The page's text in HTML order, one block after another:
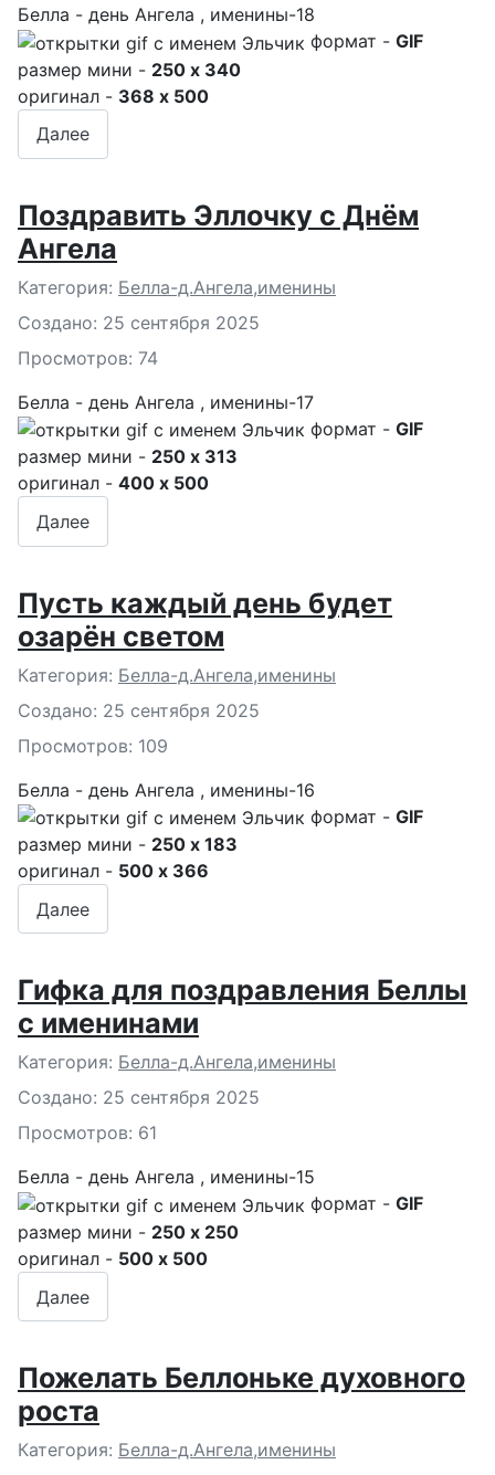
Белла - день Ангела , именины-18
формат - GIF
размер мини - 250 x 340
оригинал - 368 x 500
Далее
Поздравить Эллочку с Днём
Ангела
Подробности
Категория: Белла-д.Ангела,именины
Создано: 25 сентября 2025
Просмотров: 74
Белла - день Ангела , именины-17
формат - GIF
размер мини - 250 x 313
оригинал - 400 x 500
Далее
Пусть каждый день будет
озарён светом
Подробности
Категория: Белла-д.Ангела,именины
Создано: 25 сентября 2025
Просмотров: 109
Белла - день Ангела , именины-16
формат - GIF
размер мини - 250 x 183
оригинал - 500 x 366
Далее
Гифка для поздравления Беллы
с именинами
Подробности
Категория: Белла-д.Ангела,именины
Создано: 25 сентября 2025
Просмотров: 61
Белла - день Ангела , именины-15
формат - GIF
размер мини - 250 x 250
оригинал - 500 x 500
Далее
Пожелать Беллоньке духовного
роста
Подробности
Категория: Белла-д.Ангела,именины